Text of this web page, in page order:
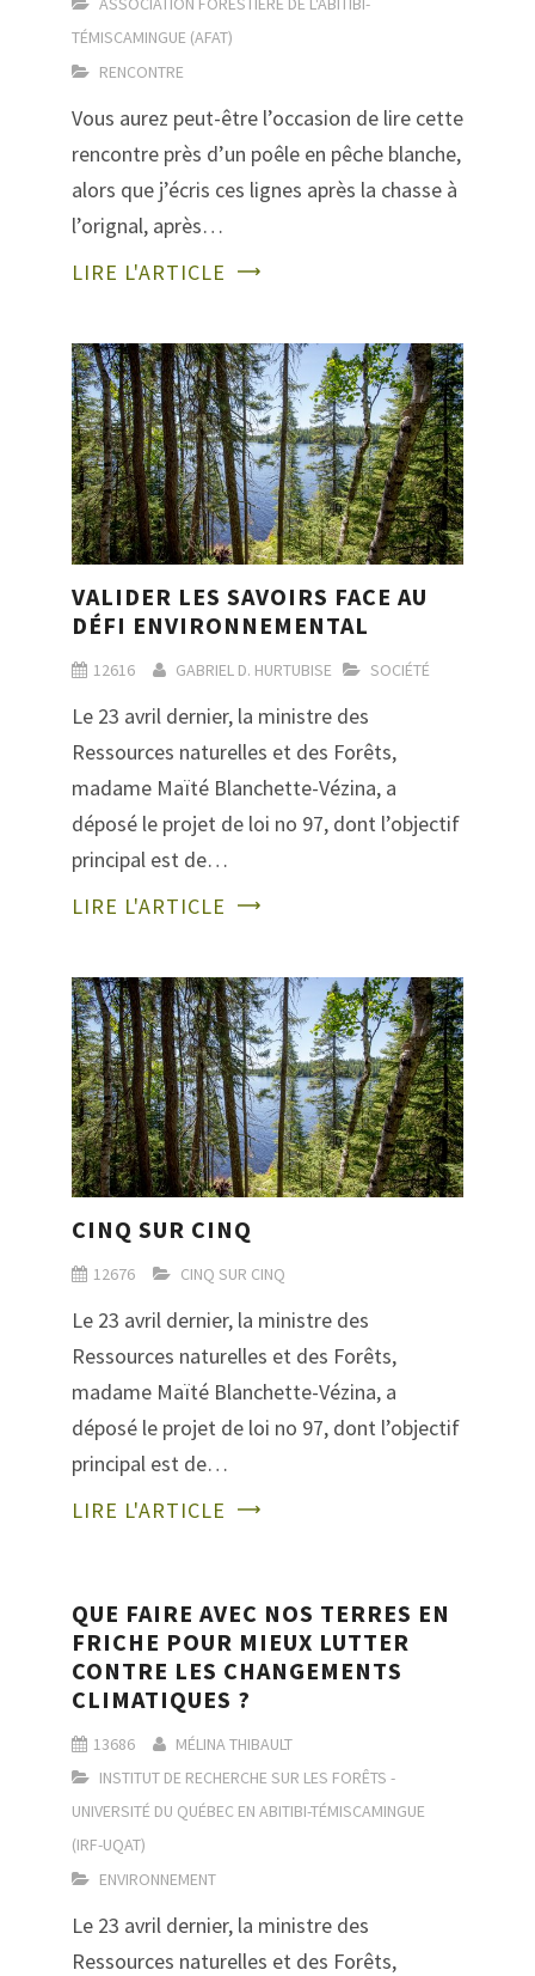
TÉMISCAMINGUE (AFAT)
RENCONTRE
Vous aurez peut-être l’occasion de lire cette
rencontre près d’un poêle en pêche blanche,
alors que j’écris ces lignes après la chasse à
l’orignal, après…
LIRE L'ARTICLE
VALIDER LES SAVOIRS FACE AU
DÉFI ENVIRONNEMENTAL
12616 GABRIEL D. HURTUBISE SOCIÉTÉ
Le 23 avril dernier, la ministre des
Ressources naturelles et des Forêts,
madame Maïté Blanchette-Vézina, a
déposé le projet de loi no 97, dont l’objectif
principal est de…
LIRE L'ARTICLE
CINQ SUR CINQ
12676 CINQ SUR CINQ
Le 23 avril dernier, la ministre des
Ressources naturelles et des Forêts,
madame Maïté Blanchette-Vézina, a
déposé le projet de loi no 97, dont l’objectif
principal est de…
LIRE L'ARTICLE
QUE FAIRE AVEC NOS TERRES EN
FRICHE POUR MIEUX LUTTER
CONTRE LES CHANGEMENTS
CLIMATIQUES ?
13686
MÉLINA THIBAULT
INSTITUT DE RECHERCHE SUR LES FORÊTS -
UNIVERSITÉ DU QUÉBEC EN ABITIBI-TÉMISCAMINGUE
(IRF-UQAT)
ENVIRONNEMENT
Le 23 avril dernier, la ministre des
Ressources naturelles et des Forêts,